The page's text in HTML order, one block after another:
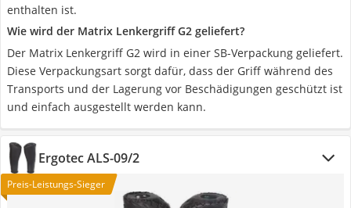
enthalten ist.
Wie wird der Matrix Lenkergriff G2 geliefert?
Der Matrix Lenkergriff G2 wird in einer SB-Verpackung geliefert.
Diese Verpackungsart sorgt dafür, dass der Griff während des
Transports und der Lagerung vor Beschädigungen geschützt ist
und einfach ausgestellt werden kann.
Ergotec ALS-09/2
Preis-Leistungs-Sieger